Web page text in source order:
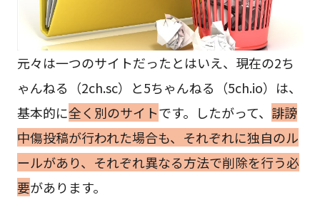
元々は一つのサイトだったとはいえ、現在の2ち
ゃんねる（2ch.sc）と5ちゃんねる（5ch.io）は、
基本的に全く別のサイトです。したがって、 誹謗
中傷投稿が行われた場合も、それぞれに独自のル
ールがあり、それぞれ異なる方法で削除を行う必
要があります。